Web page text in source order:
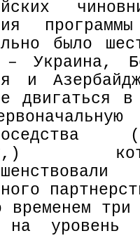
было
– Украина,
и
двигаться
три
на уровень